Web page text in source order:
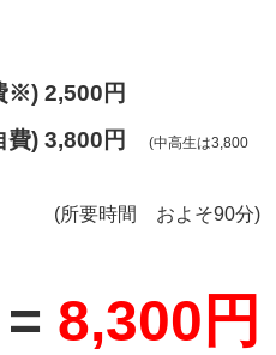
※)2,500円
) 3,800円(中高生は3,800
(所要時間 およそ90分)
= 8,300円